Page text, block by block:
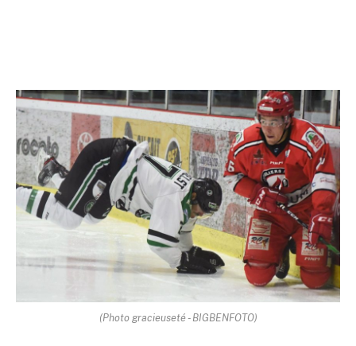
(Photo gracieuseté - BIGBENFOTO)